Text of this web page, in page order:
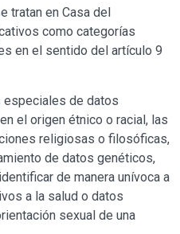
tratan en Casa del
como categorías
en el sentido del artículo 9
especiales de datos
el origen étnico o racial, las
religiosas o filosóficas,
de datos genéticos,
de manera unívoca a
a la salud o datos
sexual de una